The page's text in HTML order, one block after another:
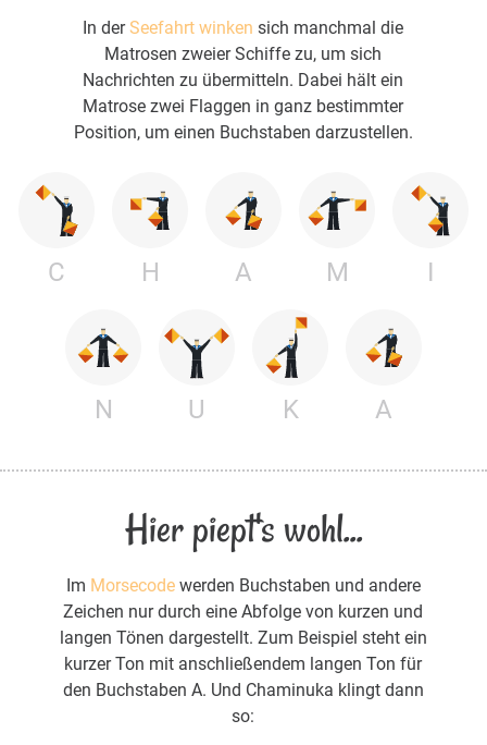
In derSeefahrt winken sich manchmal die
Matrosen zweier Schiffe zu, um sich
Nachrichten zu übermitteln. Dabei hält ein
Matrose zwei Flaggen in ganz bestimmter
Position, um einen Buchstaben darzustellen.
C H A M I
N U K A
Hier piept's wohl...
Im Morsecodewerden Buchstaben und andere
Zeichen nur durch eine Abfolge von kurzen und
langen Tönen dargestellt. Zum Beispiel steht ein
kurzer Ton mit anschließendem langen Ton für
den Buchstaben A. Und Chaminuka klingt dann
so: